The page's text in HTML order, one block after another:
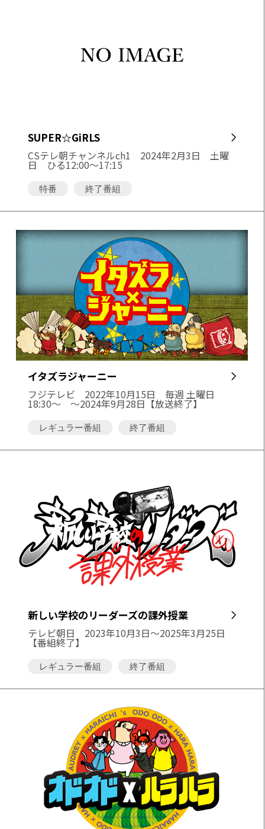
SUPER☆GiRLS
CSテレ朝チャンネルch1 2024年2月3日 土曜
日 ひる12:00～17:15
特番 終了番組
イタズラジャーニー
フジテレビ 2022年10月15日 毎週 土曜日
18:30～ 〜2024年9月28日【放送終了】
レギュラー番組 終了番組
新しい学校のリーダーズの課外授業
テレビ朝日 2023年10月3日～2025年3月25日
【番組終了】
レギュラー番組 終了番組